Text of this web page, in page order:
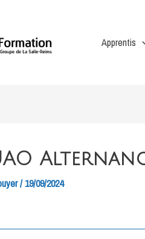
Apprentis
/19/09/2024